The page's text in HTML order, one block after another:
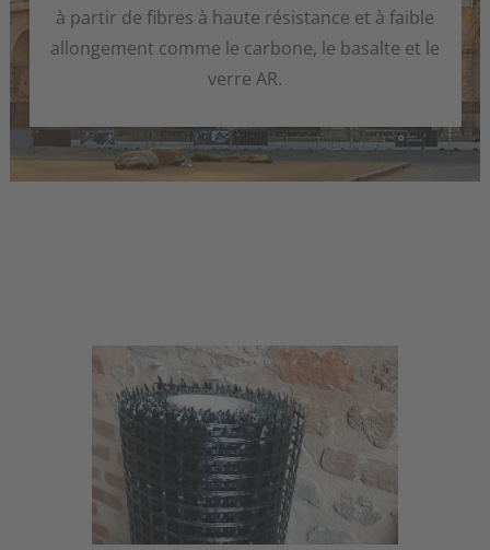
à partir de fibres à haute résistance et à faible
allongement comme le carbone, le basalte et le
verre AR.